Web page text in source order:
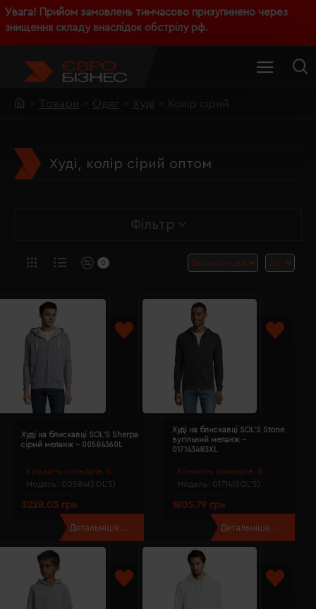
Увага! Прийом замовлень тимчасово призупинено через
знищення складу внаслідок обстрілу рф.
Товари Одяг Худі Колір сірий
Худі, колір сірий оптом
Фільтр
0
Кількість кольорів: 5
Модель: 00584(SOL’S)
Худі на блискавці SOL'S Sherpa
сірий меланж - 00584360L
3228.03 грн
Детальніше...
Кількість кольорів: 8
Модель: 01714(SOL’S)
Худі на блискавці SOL'S Stone
вугільний меланж -
017143483XL
1805.79 грн
Детальніше...